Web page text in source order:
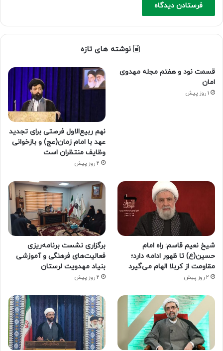
نوشته های تازه
قسمت نود و هفتم مجله مهدوی
امان
1 روز پیش
نهم ربیع‌الاول فرصتی برای تجدید
عهد با امام زمان(عج) و بازخوانی
وظایف منتظران است
2 روز پیش
شیخ نعیم قاسم: راه امام
حسین(ع) تا ظهور ادامه دارد؛
مقاومت از کربلا الهام می‌گیرد
2 روز پیش
برگزاری نشست برنامه‌ریزی
فعالیت‌های فرهنگی و آموزشی
بنیاد مهدویت لرستان
2 روز پیش